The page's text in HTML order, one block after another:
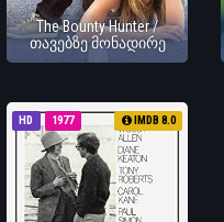
The Bounty Hunter /
თავებზე მონადირე
HD 1977 IMDB 8.0